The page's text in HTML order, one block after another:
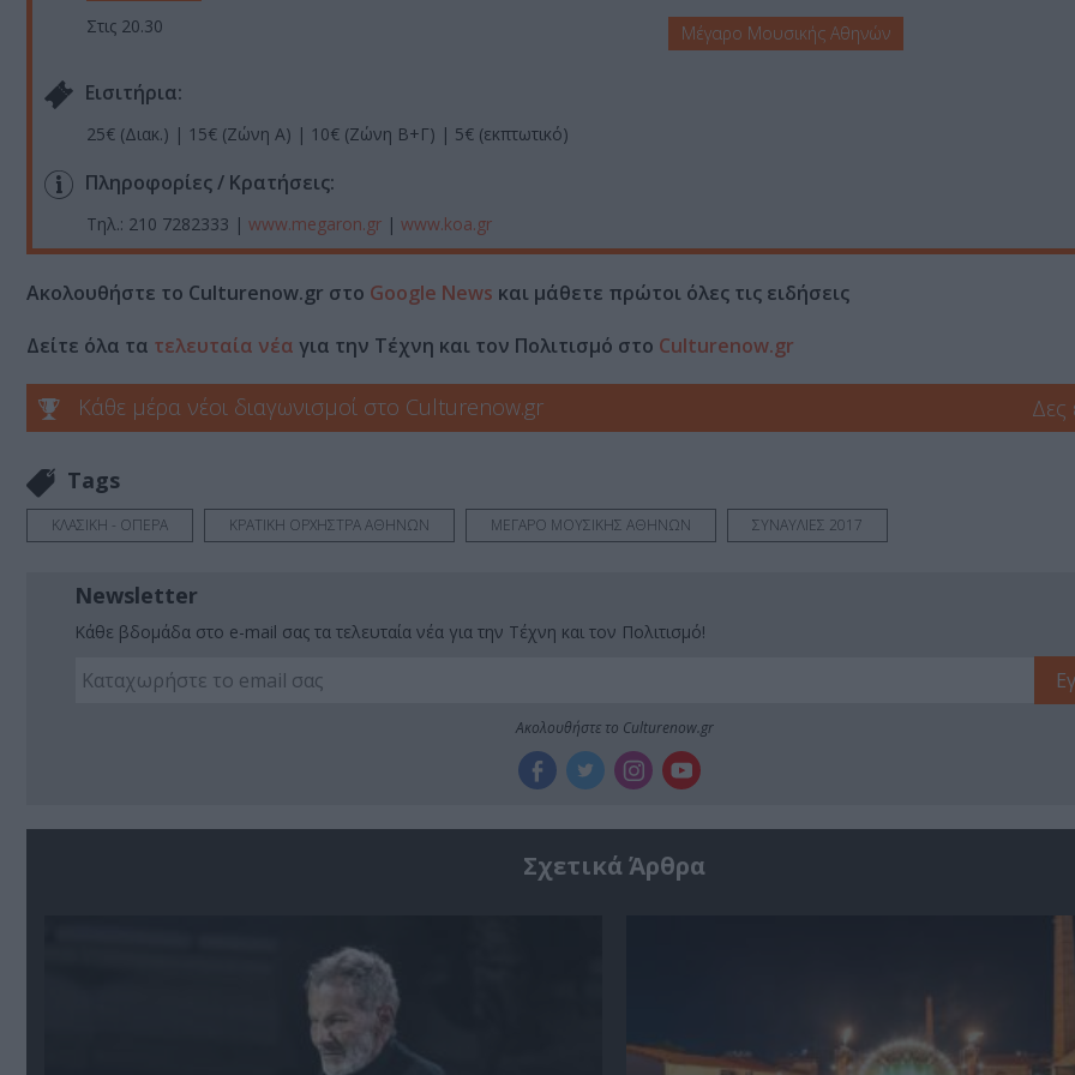
Στις 20.30
Μέγαρο Μουσικής Αθηνών
Eισιτήρια:
25€ (Διακ.) | 15€ (Ζώνη Α) | 10€ (Ζώνη Β+Γ) | 5€ (εκπτωτικό)
Πληροφορίες / Κρατήσεις:
Τηλ.: 210 7282333 | www.megaron.gr | www.koa.gr
Ακολουθήστε το Culturenow.gr στο Google News και μάθετε πρώτοι όλες τις ειδήσεις
Δείτε όλα τα τελευταία νέα για την Τέχνη και τον Πολιτισμό στο Culturenow.gr
Κάθε μέρα νέοι διαγωνισμοί στο Culturenow.gr Δες
Tags
ΚΛΑΣΙΚΗ - ΟΠΕΡΑ ΚΡΑΤΙΚΗ ΟΡΧΗΣΤΡΑ ΑΘΗΝΩΝ ΜΕΓΑΡΟ ΜΟΥΣΙΚΗΣ ΑΘΗΝΩΝ ΣΥΝΑΥΛΙΕΣ 2017
Newsletter
Κάθε βδομάδα στο e-mail σας τα τελευταία νέα για την Τέχνη και τον Πολιτισμό!
Ακολουθήστε το Culturenow.gr
Σχετικά Άρθρα